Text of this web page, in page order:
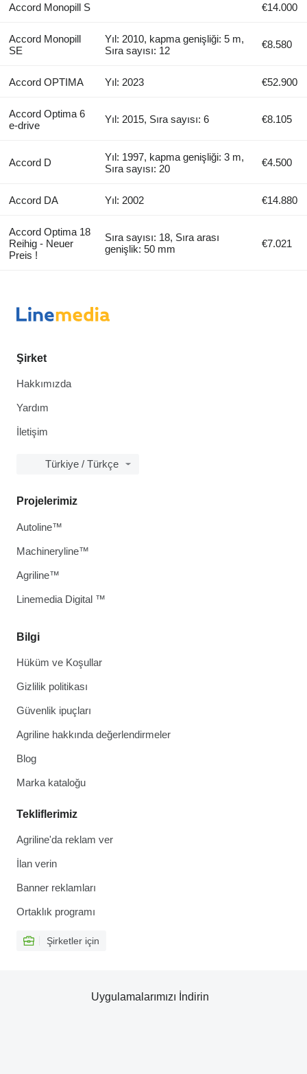
Accord Monopill S €14.000
Accord Monopill
SE
Yıl: 2010, kapma genişliği: 5 m,
Sıra sayısı: 12
€8.580
Accord OPTIMA Yıl: 2023 €52.900
Accord Optima 6
e-drive
Yıl: 2015, Sıra sayısı: 6 €8.105
Accord D
Yıl: 1997, kapma genişliği: 3 m,
Sıra sayısı: 20
€4.500
Accord DA ​​​​​​​​​‌‌​​​​‌​​​​​​​​​‌‌‌​‌​‌​​​​​​​​​‌‌‌​‌​​​​​​​​​​​‌‌​‌ Yıl: 2002 €14.880
Accord Optima 18
Reihig - Neuer
Preis !
Sıra sayısı: 18, Sıra arası
genişlik: 50 mm
€7.021
Şirket
Hakkımızda
Yardım
İletişim
Türkiye / Türkçe
Bilgi
Hüküm ve Koşullar
Gizlilik politikası
Güvenlik ipuçları
Agriline hakkında değerlendirmeler
Blog
Marka kataloğu
Tekliflerimiz
Agriline'da reklam ver
İlan verin
Banner reklamları
Ortaklık programı
Şirketler için
Projelerimiz
Autoline™
Machineryline™
Agriline™
Linemedia Digital ™
Uygulamalarımızı İndirin